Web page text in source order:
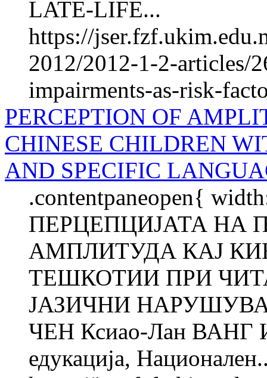
LATE-LIFE...
https://
2012/2012-1-2-articles/
impairments-as-risk-
PERCEPTION OF
CHINESE CHILDREN
AND SPECIFIC
.contentpaneopen{
ПЕРЦЕПЦИЈАТА НА
АМПЛИТУДА КАЈ
ТЕШКОТИИ ПРИ
ЈАЗИЧНИ
ЧЕН Ксиао-Лан ВАНГ
едукација,